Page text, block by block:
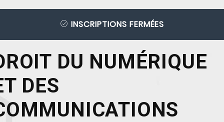
INSCRIPTIONS FERMÉES
DU NUMÉRIQUE
DES